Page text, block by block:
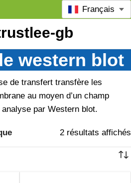
Français
western blot
de transfert transfère les
au moyen d’un champ
par Western blot.
2 résultats affichés